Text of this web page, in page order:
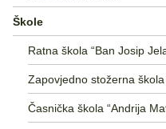
Škole
Ratna škola “Ban Josip
Zapovjedno stožerna škola
Časnička škola “Andrija